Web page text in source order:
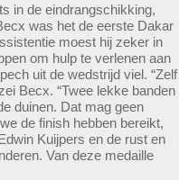
in de eindrangschikking,
was het de eerste Dakar
moest hij zeker in
om hulp te verlenen aan
uit de wedstrijd viel. “Zelf
Becx. “Twee lekke banden
duinen. Dat mag geen
de finish hebben bereikt,
Kuijpers en de rust en
Van deze medaille